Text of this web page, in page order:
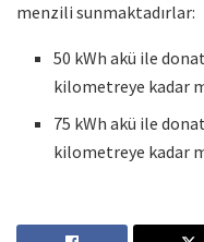
menzili sunmaktadırlar:
50 kWh akü ile
kilometreye kadar
75 kWh akü ile
kilometreye kadar